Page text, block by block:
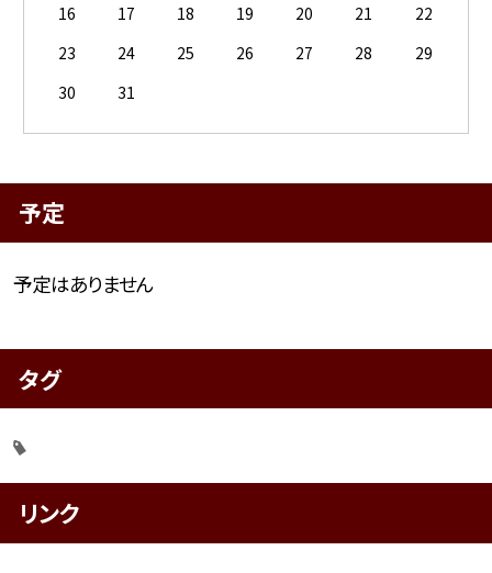
16
17 18 19 20 21
22
23
24 25 26 27 28
29
30
31
予定
予定はありません
タグ
リンク